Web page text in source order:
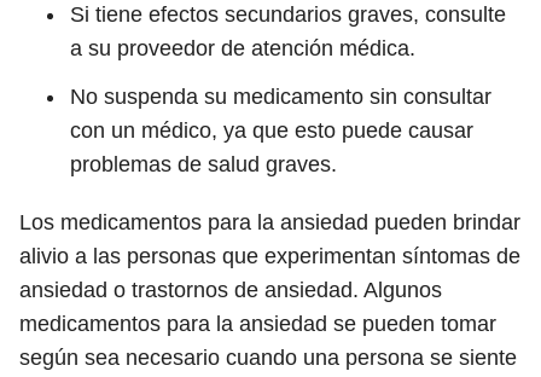
Si tiene efectos secundarios graves, consulte
a su proveedor de atención médica.
No suspenda su medicamento sin consultar
con un médico, ya que esto puede causar
problemas de salud graves.
Los medicamentos para la ansiedad pueden brindar
alivio a las personas que experimentan síntomas de
ansiedad o trastornos de ansiedad. Algunos
medicamentos para la ansiedad se pueden tomar
según sea necesario cuando una persona se siente